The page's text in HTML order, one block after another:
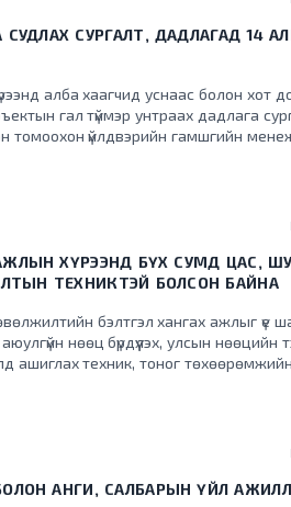
СУРГАЛТ, ДАДЛАГАД 14
алба хаагчид уснаас болон хот
гал түймэр унтраах дадлага
томоохон үйлдвэрийн гамшгийн
АЖЛЫН ХҮРЭЭНД БҮХ СУМД ЦАС,
ТЕХНИКТЭЙ БОЛСОН БАЙНА
бэлтгэл хангах ажлыг үе
нөөц бүрдүүлэх, улсын нөөцийн
ашиглах техник, тоног
АНГИ, САЛБАРЫН ҮЙЛ